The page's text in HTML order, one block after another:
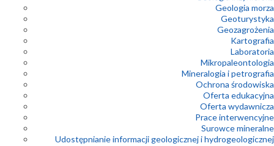
Geologia morza
Geoturystyka
Geozagrożenia
Kartografia
Laboratoria
Mikropaleontologia
Mineralogia i petrografia
Ochrona środowiska
Oferta edukacyjna
Oferta wydawnicza
Prace interwencyjne
Surowce mineralne
Udostępnianie informacji geologicznej i hydrogeologicznej